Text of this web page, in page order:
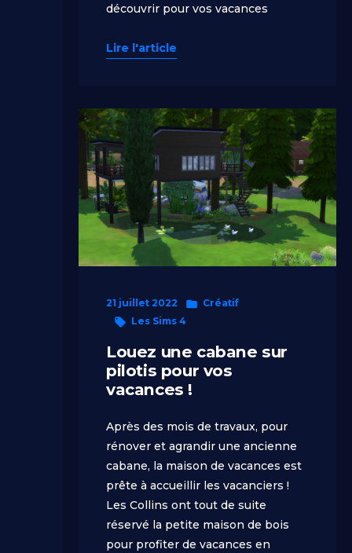
découvrir pour vos vacances
Lire l'article
21 juillet 2022
Publié
Créatif
Étiquettes :
Les Sims 4
Louez une cabane sur
pilotis pour vos
vacances !
Après des mois de travaux, pour
rénover et agrandir une ancienne
cabane, la maison de vacances est
prête à accueillir les vacanciers !
Les Collins ont tout de suite
réservé la petite maison de bois
pour profiter de vacances en